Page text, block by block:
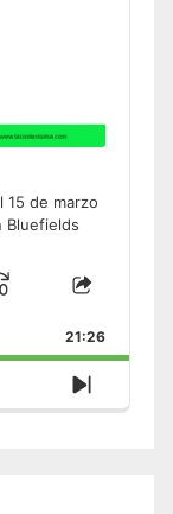
15 de marzo
Bluefields
Forward
Share
Episode
21:26
Next
Episode